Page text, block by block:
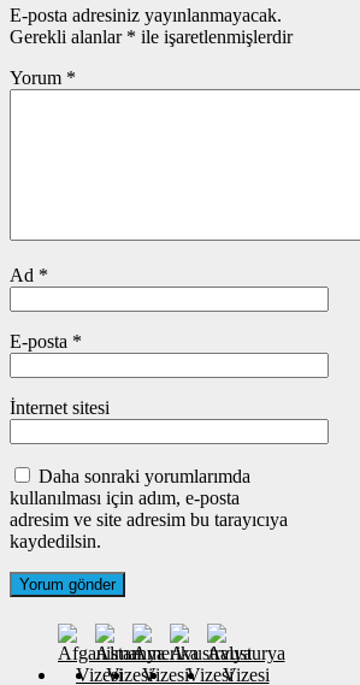
E-posta adresiniz yayınlanmayacak.
Gerekli alanlar * ile işaretlenmişlerdir
Yorum *
Ad *
E-posta *
İnternet sitesi
Daha sonraki yorumlarımda
kullanılması için adım, e-posta
adresim ve site adresim bu tarayıcıya
kaydedilsin.